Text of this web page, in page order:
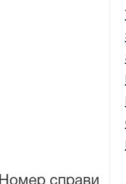
Номер справи